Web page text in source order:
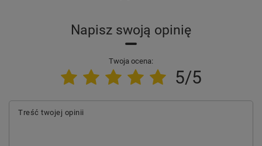
Napisz swoją opinię
Twoja ocena:
5/5
Treść twojej opinii